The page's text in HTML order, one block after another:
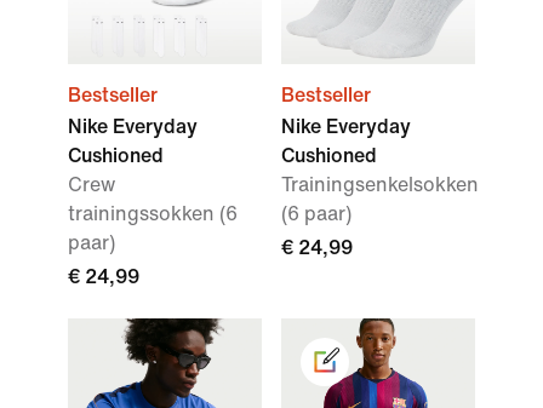
Bestseller
Nike Everyday
Cushioned
Crew
trainingssokken (6
paar)
€ 24,99
Bestseller
Nike Everyday
Cushioned
Trainingsenkelsokken
(6 paar)
€ 24,99